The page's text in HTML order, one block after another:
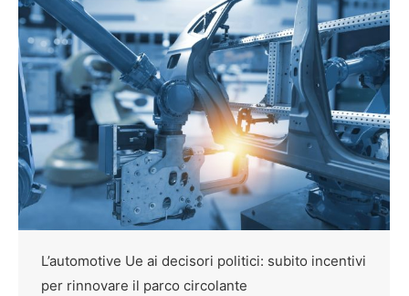
L’automotive Ue ai decisori politici: subito incentivi
per rinnovare il parco circolante